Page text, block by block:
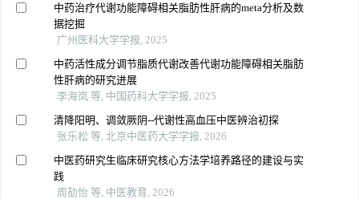
中药治疗代谢功能障碍相关脂肪性肝病的meta分析及数
据挖掘
广州医科大学学报, 2025
中药活性成分调节脂质代谢改善代谢功能障碍相关脂肪
性肝病的研究进展
李海岚 等, 中国药科大学学报, 2025
清降阳明、调敛厥阴--代谢性高血压中医辨治初探
张乐松 等, 北京中医药大学学报, 2026
中医药研究生临床研究核心方法学培养路径的建设与实
践
周劼怡 等, 中医教育, 2026